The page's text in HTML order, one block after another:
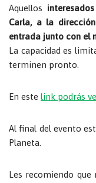
Aquellos
Carla, a la
entrada junto con el
La capacidad es
terminen pronto.
En este link podrás
Al final del evento
Planeta.
Les recomiendo